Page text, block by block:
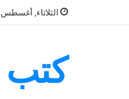
الثلاثاء, أغسطس 4 2026
كتب pdf | موقع تحميل كتب PDF مجانا